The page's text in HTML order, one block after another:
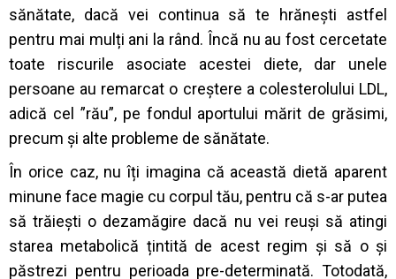
sănătate, dacă vei continua să te hrănești astfel
pentru mai mulți ani la rând. Încă nu au fost cercetate
toate riscurile asociate acestei diete, dar unele
persoane au remarcat o creștere a colesterolului LDL,
adică cel ”rău”, pe fondul aportului mărit de grăsimi,
precum și alte probleme de sănătate.
În orice caz, nu îți imagina că această dietă aparent
minune face magie cu corpul tău, pentru că s-ar putea
să trăiești o dezamăgire dacă nu vei reuși să atingi
starea metabolică țintită de acest regim și să o și
păstrezi pentru perioada pre-determinată. Totodată,